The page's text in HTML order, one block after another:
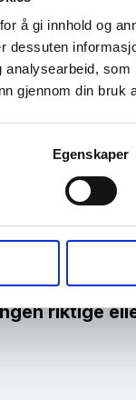
å gi innhold og
dessuten
analysearbeid,
gjennom din bruk
Egenskaper
du
finner du
nett og bidra
riktige